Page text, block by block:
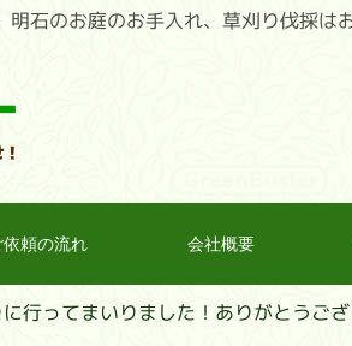
石のお庭のお手入れ、草刈り伐採は
依頼の流れ 会社概要
行ってまいりました！ありがとうござ